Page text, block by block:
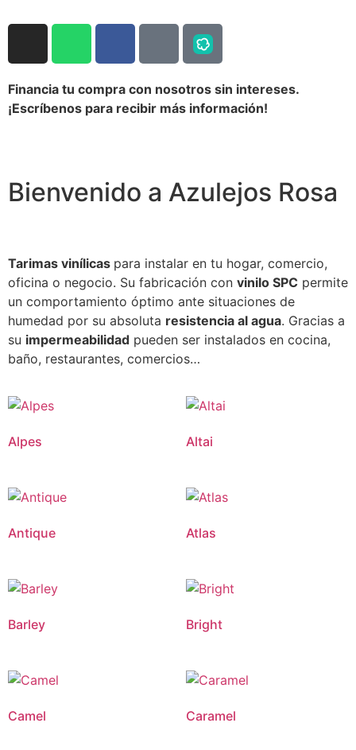
Financia tu compra con nosotros sin intereses.
¡Escríbenos para recibir más información!
Bienvenido a Azulejos Rosa
Tarimas vinílicas
Tarimas vinílicas para instalar en tu hogar, comercio,
oficina o negocio. Su fabricación con vinilo SPC permite
un comportamiento óptimo ante situaciones de
humedad por su absoluta resistencia al agua. Gracias a
su impermeabilidad pueden ser instalados en cocina,
baño, restaurantes, comercios…
Alpes Altai
Antique Atlas
Barley Bright
Camel Caramel